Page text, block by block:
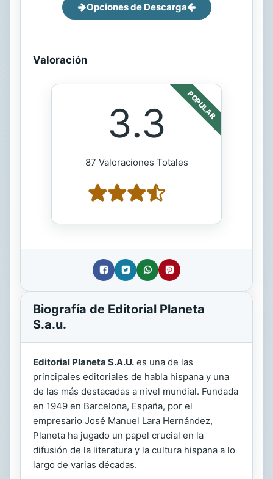
Opciones de Descarga
Valoración
POPULAR
3.3
87 Valoraciones Totales
Biografía de Editorial Planeta
S.a.u.
Editorial Planeta S.A.U. es una de las
principales editoriales de habla hispana y una
de las más destacadas a nivel mundial. Fundada
en 1949 en Barcelona, España, por el
empresario José Manuel Lara Hernández,
Planeta ha jugado un papel crucial en la
difusión de la literatura y la cultura hispana a lo
largo de varias décadas.